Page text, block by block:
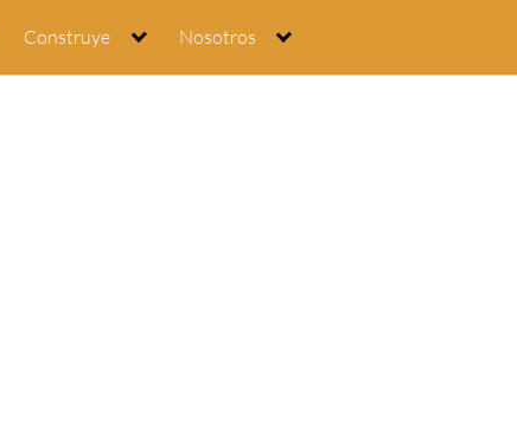
Construye Nosotros